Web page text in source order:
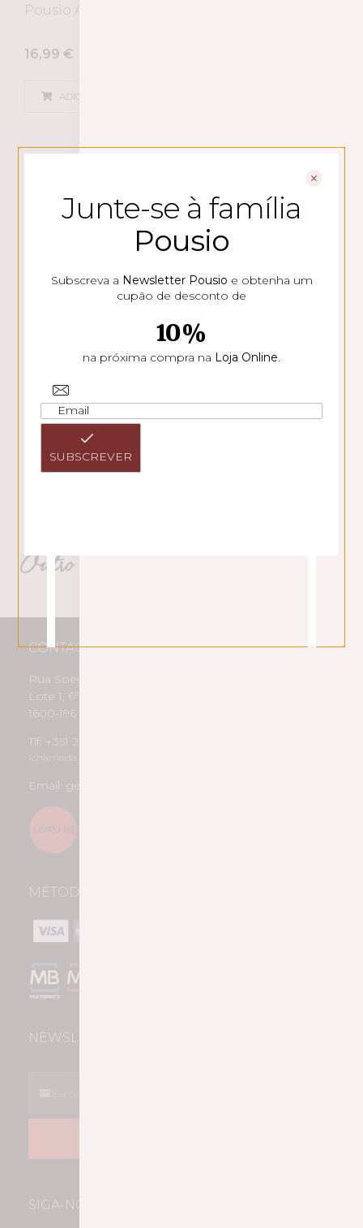
Pousio Arinto 2025
16,99 €
ADICIONAR
Pousio Reserva Branco 2024
ADICIONAR
Marmelar Branco 2023
ADICIONAR
Outro produtos Pousio HMR
CONTACTOS
Rua Soeiro Pereira Gomes
Lote 1, 6º B
1600-196 Lisboa
Tlf: +351 217 958 188
(chamada para rede fixa nacional)
Email: geral@pousiohmr.pt
MÉTODOS DE PAGAMENTO
NEWSLETTER
SIGA-NOS
Junte-se à família
Pousio
Subscreva a Newsletter Pousio e obtenha um
cupão de desconto de
10%
na próxima compra na Loja Online.
SUBSCREVER